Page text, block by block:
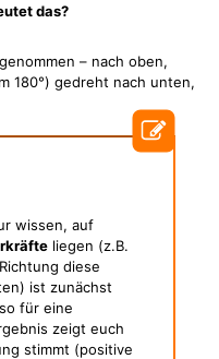
das?
– nach oben,
180°) gedreht nach unten,
wissen, auf
liegen (z.B.
diese
ist zunächst
für eine
zeigt euch
stimmt (positive